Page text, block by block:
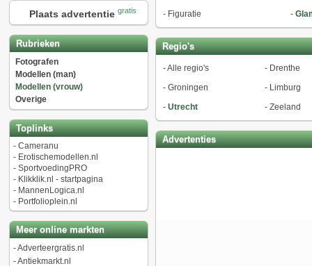
Plaats advertentie gratis
Rubrieken
Fotografen
Modellen (man)
Modellen (vrouw)
Overige
Toplinks
- Cameranu
- Erotischemodellen.nl
- SportvoedingPRO
- Klikklik.nl - startpagina
- MannenLogica.nl
- Portfolioplein.nl
Meer online markten
-Adverteergratis.nl
-Antiekmarkt.nl
- Figuratie -
Regio's
-Alle regio's - Drenthe
- Groningen - Limburg
- Utrecht - Zeeland
Advertenties